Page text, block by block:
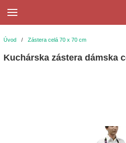
Úvod / Zástera celá 70 x 70 cm
Kuchárska zástera dámska